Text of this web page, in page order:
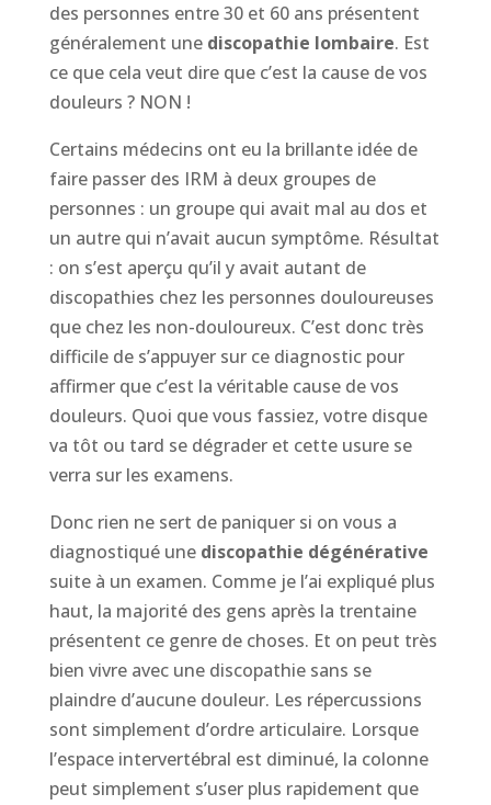
des personnes entre 30 et 60 ans présentent
généralement une discopathie lombaire. Est
ce que cela veut dire que c’est la cause de vos
douleurs ? NON !
Certains médecins ont eu la brillante idée de
faire passer des IRM à deux groupes de
personnes : un groupe qui avait mal au dos et
un autre qui n’avait aucun symptôme. Résultat
: on s’est aperçu qu’il y avait autant de
discopathies chez les personnes douloureuses
que chez les non-douloureux. C’est donc très
difficile de s’appuyer sur ce diagnostic pour
affirmer que c’est la véritable cause de vos
douleurs. Quoi que vous fassiez, votre disque
va tôt ou tard se dégrader et cette usure se
verra sur les examens.
Donc rien ne sert de paniquer si on vous a
diagnostiqué une discopathie dégénérative
suite à un examen. Comme je l’ai expliqué plus
haut, la majorité des gens après la trentaine
présentent ce genre de choses. Et on peut très
bien vivre avec une discopathie sans se
plaindre d’aucune douleur. Les répercussions
sont simplement d’ordre articulaire. Lorsque
l’espace intervertébral est diminué, la colonne
peut simplement s’user plus rapidement que